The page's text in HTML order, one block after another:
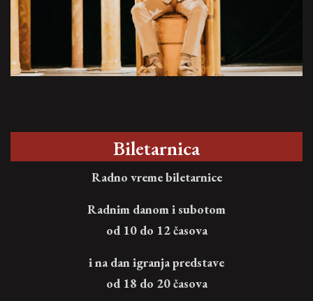
Biletarnica
Radno vreme biletarnice
Radnim danom i subotom
od 10 do 12 časova
i na dan igranja predstave
od 18 do 20 časova